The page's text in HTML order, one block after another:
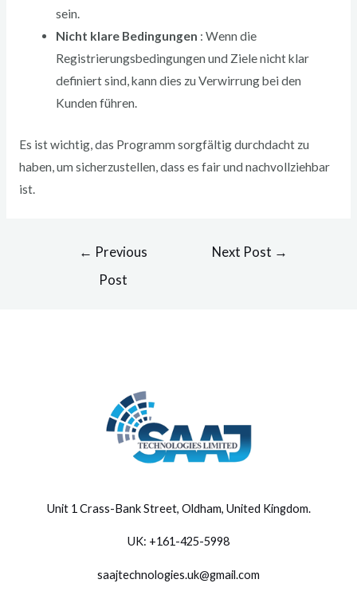
sein.
Nicht klare Bedingungen : Wenn die
Registrierungsbedingungen und Ziele nicht klar
definiert sind, kann dies zu Verwirrung bei den
Kunden führen.
Es ist wichtig, das Programm sorgfältig durchdacht zu
haben, um sicherzustellen, dass es fair und nachvollziehbar
ist.
← Previous
Post
Next Post →
Unit 1 Crass-Bank Street, Oldham, United Kingdom.
UK: +161-425-5998
saajtechnologies.uk@gmail.com